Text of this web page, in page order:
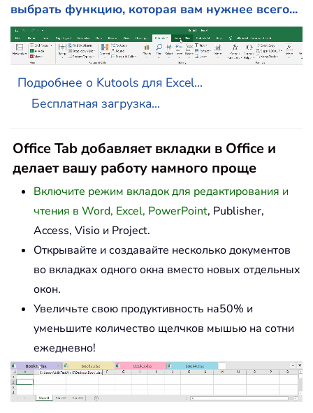
выбрать функцию, которая вам нужнее всего...
Подробнее о Kutools для Excel...
Бесплатная загрузка...
Office Tab добавляет вкладки в Office и
делает вашу работу намного проще
Включите режим вкладок для редактирования и
чтения в Word, Excel, PowerPoint, Publisher,
Access, Visio и Project.
Открывайте и создавайте несколько документов
во вкладках одного окна вместо новых отдельных
окон.
Увеличьте свою продуктивность на50% и
уменьшите количество щелчков мышью на сотни
ежедневно!